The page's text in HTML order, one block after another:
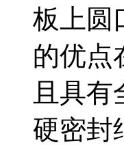
板上圆
的优点
且具
硬密封